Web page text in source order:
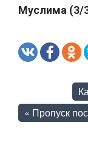
Муслима (3/
« Пропуск